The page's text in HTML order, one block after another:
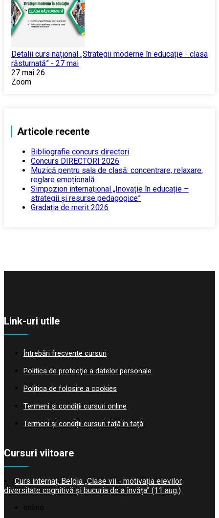
Detalii curs național „Strategii moderne în educație - clasa
răsturnată” - 27 mai
27 mai 26
Zoom
Articole recente
Bibliografie concurs directori
Concurs DIRECTORI 2026
Muzică pentru sala de clasă: concentrare, relaxare,
reglare emoțională
Simpozion internațional „Inovație în educație –
strategii și resurse pedagogice”
Gradația de merit 2026
Link-uri utile
Întrebări frecvente cursuri
Politica de protecţie a datelor personale
Politica de folosire a cookies
Termeni și condiții cursuri online
Termeni și condiții cursuri față în față
Cursuri viitoare
Curs internaț. Belgia „Clase vii - motivația elevilor,
diversitate cognitivă și bucuria de a învăța” (11 aug.)
online